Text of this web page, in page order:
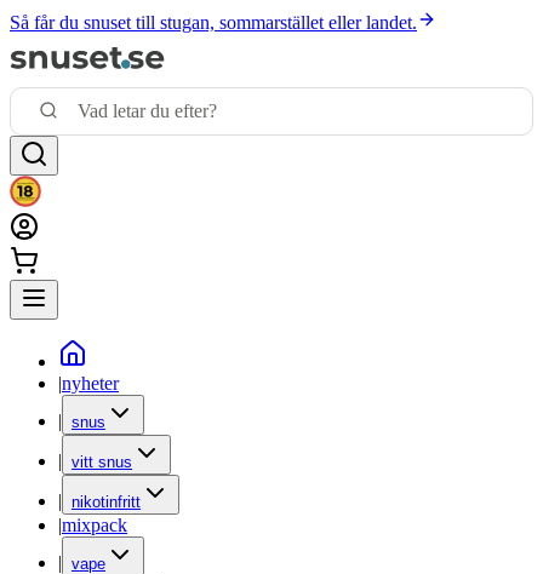
Så får du snuset till stugan, sommarstället eller landet.
|nyheter
| snus
| vitt snus
| nikotinfritt
|mixpack
| vape